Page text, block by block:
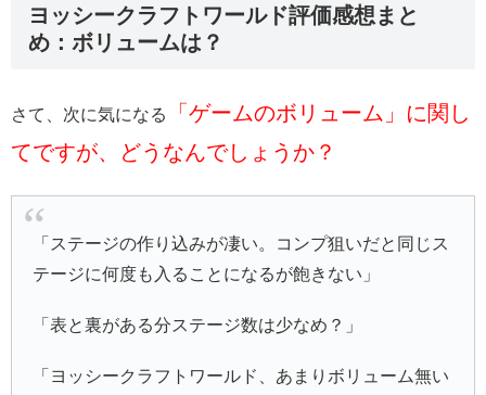
ヨッシークラフトワールド評価感想まと
め：ボリュームは？
さて、次に気になる
「ゲームのボリューム」に関し
てですが、どうなんでしょうか？
「ステージの作り込みが凄い。コンプ狙いだと同じス
テージに何度も入ることになるが飽きない」
「表と裏がある分ステージ数は少なめ？」
「ヨッシークラフトワールド、あまりボリューム無い